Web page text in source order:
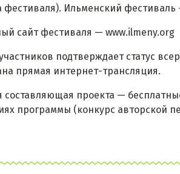
фестиваля). Ильменский фестиваль
сайт фестиваля — www.ilmeny.org
подтверждает статус
прямая интернет-трансляция.
составляющая проекта —
программы (конкурс авторской